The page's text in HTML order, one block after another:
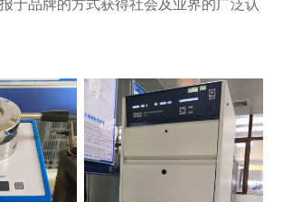
于品牌的方式获得社会及业界的广泛认